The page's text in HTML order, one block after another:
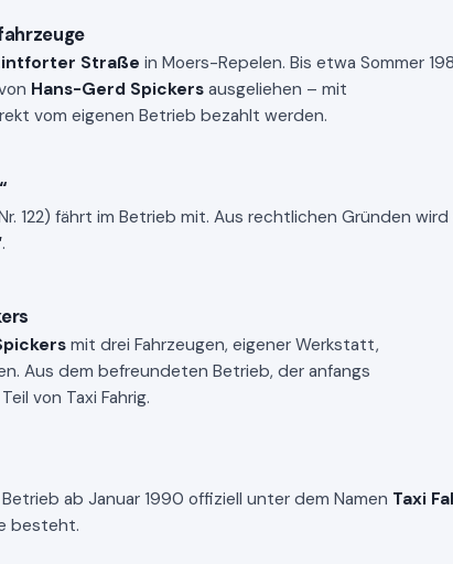
Straße in Moers-Repelen. Bis etwa Sommer
Hans-Gerd Spickers ausgeliehen – mit
vom eigenen Betrieb bezahlt werden.
122) fährt im Betrieb mit. Aus rechtlichen Gründen wird
.
mit drei Fahrzeugen, eigener Werkstatt,
Aus dem befreundeten Betrieb, der anfangs
von Taxi Fahrig.
ab Januar 1990 offiziell unter dem Namen Taxi
besteht.